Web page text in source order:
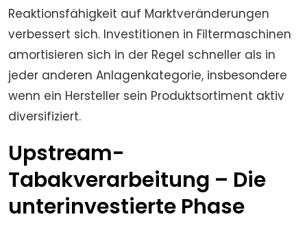
Reaktionsfähigkeit auf Marktveränderungen
verbessert sich. Investitionen in Filtermaschinen
amortisieren sich in der Regel schneller als in
jeder anderen Anlagenkategorie, insbesondere
wenn ein Hersteller sein Produktsortiment aktiv
diversifiziert.
Upstream-
Tabakverarbeitung – Die
unterinvestierte Phase